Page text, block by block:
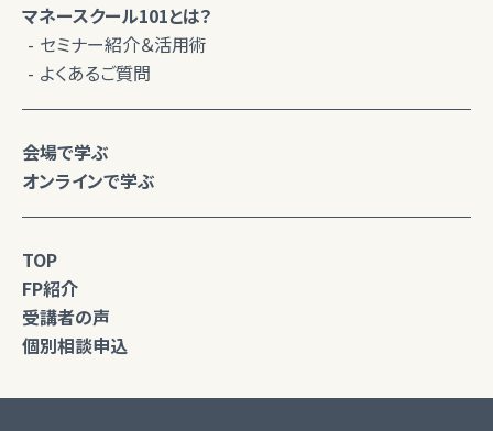
マネースクール101とは？
セミナー紹介＆活用術
よくあるご質問
会場で学ぶ
オンラインで学ぶ
TOP
FP紹介
受講者の声
個別相談申込